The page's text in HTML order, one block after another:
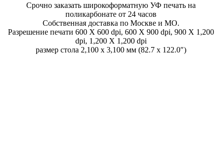
Срочно заказать широкоформатную УФ печать на
поликарбонате от 24 часов
Собственная доставка по Москве и МО.
Разрешение печати 600 X 600 dpi, 600 X 900 dpi, 900 X 1,200
dpi, 1,200 X 1,200 dpi
размер стола 2,100 x 3,100 мм (82.7 x 122.0″)